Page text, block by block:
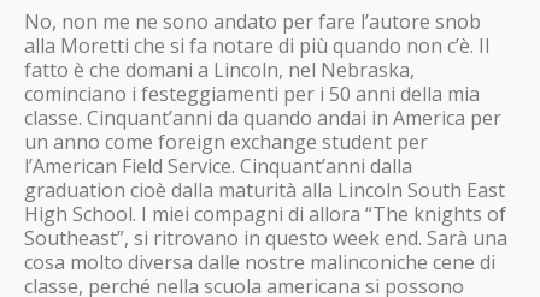
No, non me ne sono andato per fare l’autore snob
alla Moretti che si fa notare di più quando non c’è. Il
fatto è che domani a Lincoln, nel Nebraska,
cominciano i festeggiamenti per i 50 anni della mia
classe. Cinquant’anni da quando andai in America per
un anno come foreign exchange student per
l’American Field Service. Cinquant’anni dalla
graduation cioè dalla maturità alla Lincoln South East
High School. I miei compagni di allora “The knights of
Southeast”, si ritrovano in questo week end. Sarà una
cosa molto diversa dalle nostre malinconiche cene di
classe, perché nella scuola americana si possono